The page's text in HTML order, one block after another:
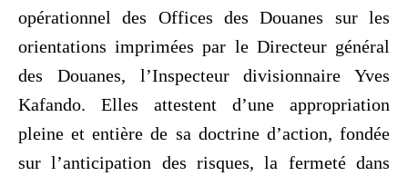
opérationnel des Offices des Douanes sur les
orientations imprimées par le Directeur général
des Douanes, l’Inspecteur divisionnaire Yves
Kafando. Elles attestent d’une appropriation
pleine et entière de sa doctrine d’action, fondée
sur l’anticipation des risques, la fermeté dans